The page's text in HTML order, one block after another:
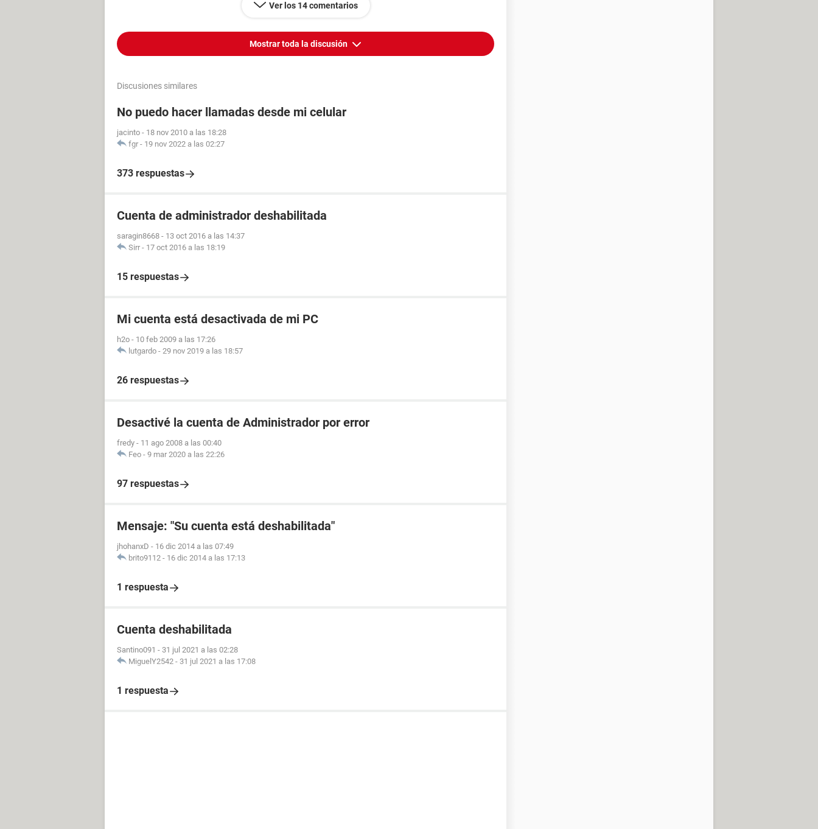
Ver los 14 comentarios
Mostrar toda la discusión
Discusiones similares
No puedo hacer llamadas desde mi celular
jacinto - 18 nov 2010 a las 18:28
fgr - 19 nov 2022 a las 02:27
373 respuestas
Cuenta de administrador deshabilitada
saragin8668 - 13 oct 2016 a las 14:37
Sirr - 17 oct 2016 a las 18:19
15 respuestas
Mi cuenta está desactivada de mi PC
h2o - 10 feb 2009 a las 17:26
lutgardo - 29 nov 2019 a las 18:57
26 respuestas
Desactivé la cuenta de Administrador por error
fredy - 11 ago 2008 a las 00:40
Feo - 9 mar 2020 a las 22:26
97 respuestas
Mensaje: "Su cuenta está deshabilitada"
jhohanxD - 16 dic 2014 a las 07:49
brito9112 - 16 dic 2014 a las 17:13
1 respuesta
Cuenta deshabilitada
Santino091 - 31 jul 2021 a las 02:28
MiguelY2542 - 31 jul 2021 a las 17:08
1 respuesta